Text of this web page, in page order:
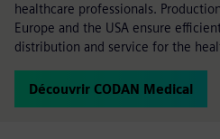
healthcare professionals.
Europe and the USA ensure
distribution and service for the
Découvrir CODAN Medical